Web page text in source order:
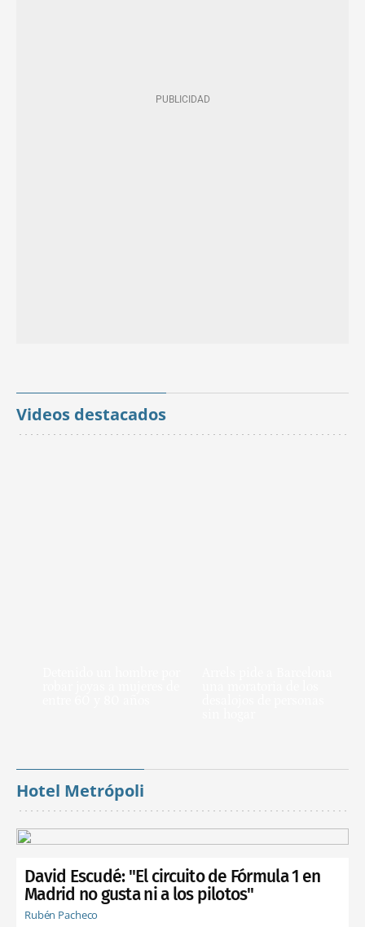
Videos destacados
Hotel Metrópoli
David Escudé: "El circuito de Fórmula 1 en
Madrid no gusta ni a los pilotos"
Rubén Pacheco